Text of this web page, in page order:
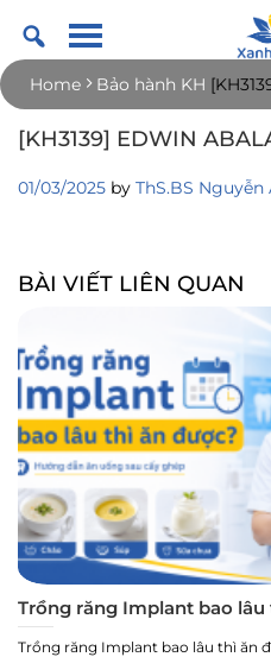
content
Home
Bảo hành KH
[KH3139] EDWIN
01/03/2025 by ThS.BS
BÀI VIẾT LIÊN QUAN
Trồng răng Implant bao lâu
Trồng răng Implant bao lâu thì ăn